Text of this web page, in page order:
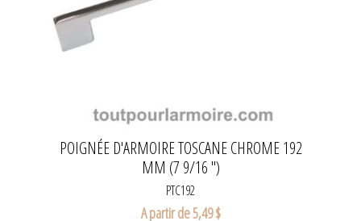
POIGNÉE D'ARMOIRE TOSCANE CHROME 192
MM (7 9/16 ")
PTC192
A partir de 5,49 $